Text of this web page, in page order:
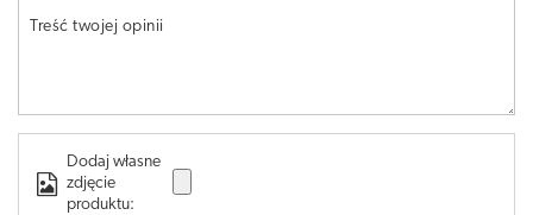
Treść twojej opinii
Dodaj własne
zdjęcie
produktu: